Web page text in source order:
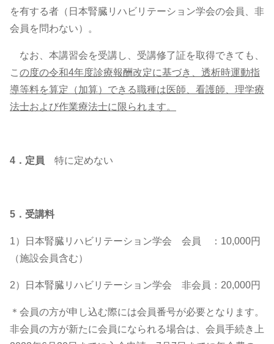
を有する者（日本腎臓リハビリテーション学会の会員、非
会員を問わない）。
なお、本講習会を受講し、受講修了証を取得できても、
こ の度の令和4年度診療報酬改定に基づき、透析時運動指
導等料を算定（加算）できる職種は医師、看護師、理学療
法士および作業療法士に限られます。
4．定員 特に定めない
5．受講料
1）日本腎臓リハビリテーション学会 会員 ：10,000円
（施設会員含む）
2）日本腎臓リハビリテーション学会 非会員：20,000円
＊会員の方が申し込む際には会員番号が必要となります。
非会員の方が新たに会員になられる場合は、会員手続き上